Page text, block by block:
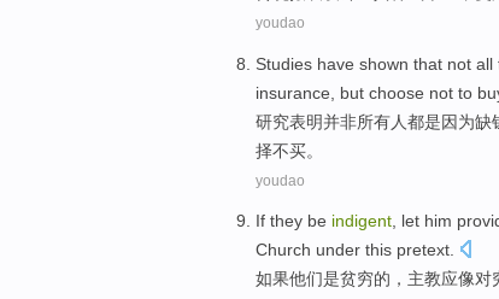
youdao
Studies have shown that not all
insurance
but choose not to
研究表明并非所有人都是因为缺
择不买。
youdao
If they be indigent, let him
Church under this pretext.
如果他们是贫穷的 ，主教应像对